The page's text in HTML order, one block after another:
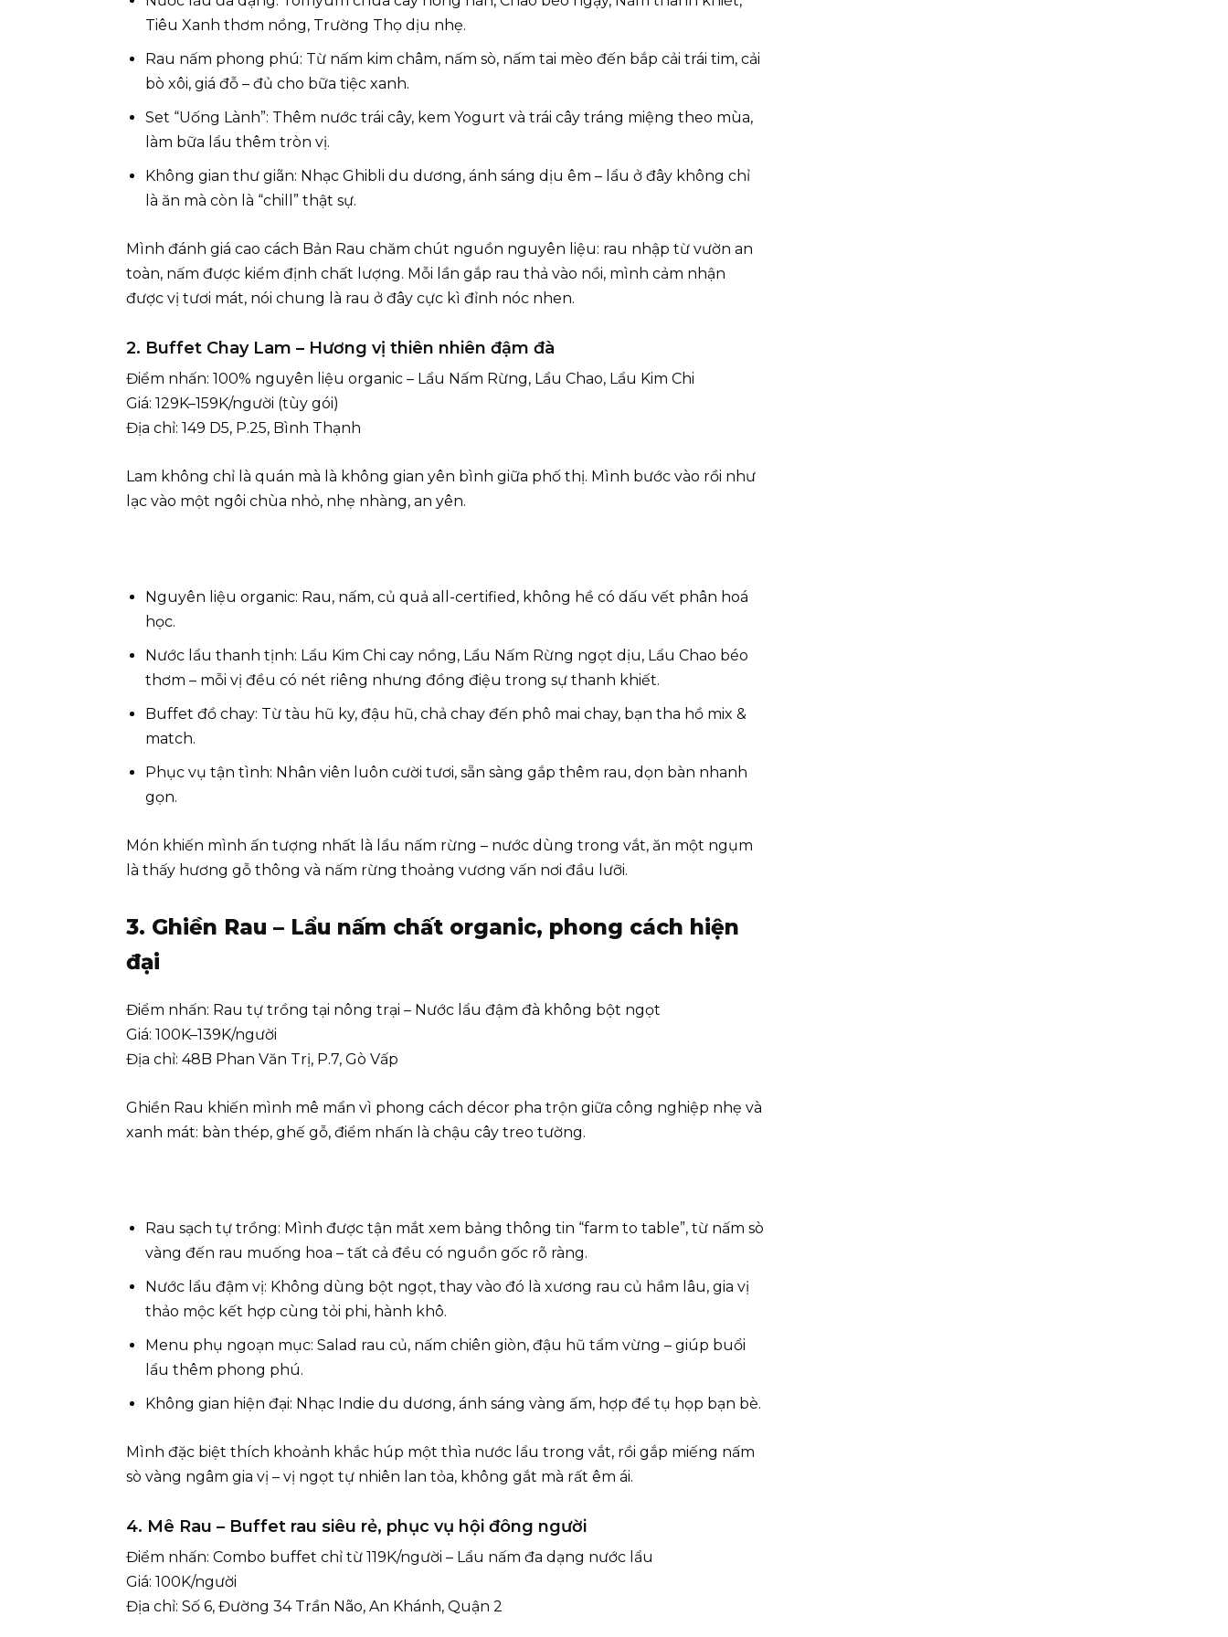
Tiêu Xanh thơm nồng, Trường Thọ dịu nhẹ.
Rau nấm phong phú: Từ nấm kim châm, nấm sò, nấm tai mèo đến bắp cải trái tim, cải
bò xôi, giá đỗ – đủ cho bữa tiệc xanh.
Set “Uống Lành”: Thêm nước trái cây, kem Yogurt và trái cây tráng miệng theo mùa,
làm bữa lẩu thêm tròn vị.
Không gian thư giãn: Nhạc Ghibli du dương, ánh sáng dịu êm – lẩu ở đây không chỉ
là ăn mà còn là “chill” thật sự.
Mình đánh giá cao cách Bản Rau chăm chút nguồn nguyên liệu: rau nhập từ vườn an
toàn, nấm được kiểm định chất lượng. Mỗi lần gắp rau thả vào nồi, mình cảm nhận
được vị tươi mát, nói chung là rau ở đây cực kì đỉnh nóc nhen.
2. Buffet Chay Lam – Hương vị thiên nhiên đậm đà
Điểm nhấn: 100% nguyên liệu organic – Lẩu Nấm Rừng, Lẩu Chao, Lẩu Kim Chi
Giá: 129K–159K/người (tùy gói)
Địa chỉ: 149 D5, P.25, Bình Thạnh
Lam không chỉ là quán mà là không gian yên bình giữa phố thị. Mình bước vào rồi như
lạc vào một ngôi chùa nhỏ, nhẹ nhàng, an yên.
Nguyên liệu organic: Rau, nấm, củ quả all-certified, không hề có dấu vết phân hoá
học.
Nước lẩu thanh tịnh: Lẩu Kim Chi cay nồng, Lẩu Nấm Rừng ngọt dịu, Lẩu Chao béo
thơm – mỗi vị đều có nét riêng nhưng đồng điệu trong sự thanh khiết.
Buffet đồ chay: Từ tàu hũ ky, đậu hũ, chả chay đến phô mai chay, bạn tha hồ mix &
match.
Phục vụ tận tình: Nhân viên luôn cười tươi, sẵn sàng gắp thêm rau, dọn bàn nhanh
gọn.
Món khiến mình ấn tượng nhất là lẩu nấm rừng – nước dùng trong vắt, ăn một ngụm
là thấy hương gỗ thông và nấm rừng thoảng vương vấn nơi đầu lưỡi.
3. Ghiền Rau – Lẩu nấm chất organic, phong cách hiện
đại
Điểm nhấn: Rau tự trồng tại nông trại – Nước lẩu đậm đà không bột ngọt
Giá: 100K–139K/người
Địa chỉ: 48B Phan Văn Trị, P.7, Gò Vấp
Ghiền Rau khiến mình mê mẩn vì phong cách décor pha trộn giữa công nghiệp nhẹ và
xanh mát: bàn thép, ghế gỗ, điểm nhấn là chậu cây treo tường.
Rau sạch tự trồng: Mình được tận mắt xem bảng thông tin “farm to table”, từ nấm sò
vàng đến rau muống hoa – tất cả đều có nguồn gốc rõ ràng.
Nước lẩu đậm vị: Không dùng bột ngọt, thay vào đó là xương rau củ hầm lâu, gia vị
thảo mộc kết hợp cùng tỏi phi, hành khô.
Menu phụ ngoạn mục: Salad rau củ, nấm chiên giòn, đậu hũ tẩm vừng – giúp buổi
lẩu thêm phong phú.
Không gian hiện đại: Nhạc Indie du dương, ánh sáng vàng ấm, hợp để tụ họp bạn bè.
Mình đặc biệt thích khoảnh khắc húp một thìa nước lẩu trong vắt, rồi gắp miếng nấm
sò vàng ngâm gia vị – vị ngọt tự nhiên lan tỏa, không gắt mà rất êm ái.
4. Mê Rau – Buffet rau siêu rẻ, phục vụ hội đông người
Điểm nhấn: Combo buffet chỉ từ 119K/người – Lẩu nấm đa dạng nước lẩu
Giá: 100K/người
Địa chỉ: Số 6, Đường 34 Trần Não, An Khánh, Quận 2